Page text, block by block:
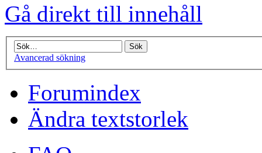
Gå direkt till innehåll
Avancerad sökning
Forumindex
Ändra textstorlek